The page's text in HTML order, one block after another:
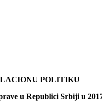
POLITIKU
u Republici Srbiji u